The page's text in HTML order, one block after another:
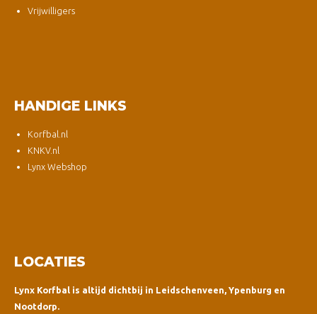
Vrijwilligers
HANDIGE LINKS
Korfbal.nl
KNKV.nl
Lynx Webshop
LOCATIES
Lynx Korfbal is altijd dichtbij in Leidschenveen, Ypenburg en
Nootdorp.